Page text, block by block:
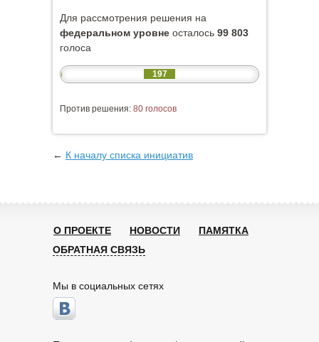
Для рассмотрения решения на
федеральном уровне осталось 99 803
голоса
197
Против решения: 80 голосов
← К началу списка инициатив
О ПРОЕКТЕ НОВОСТИ
ПАМЯТКА
ОБРАТНАЯ СВЯЗЬ
Мы в социальных сетях